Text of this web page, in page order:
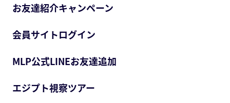
お友達紹介キャンペーン
会員サイトログイン
MLP公式LINEお友達追加
エジプト視察ツアー